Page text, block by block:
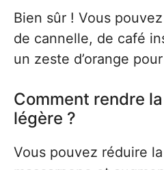
Bien sûr ! Vous
de cannelle, de café
un zeste d’orange
Comment rendre
légère ?
Vous pouvez réduire